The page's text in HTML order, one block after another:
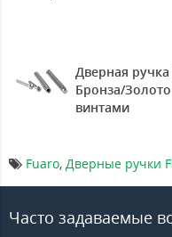
Дверная ручка
Бронза/
винтами
Fuaro, Дверные ручки
Часто задаваемые